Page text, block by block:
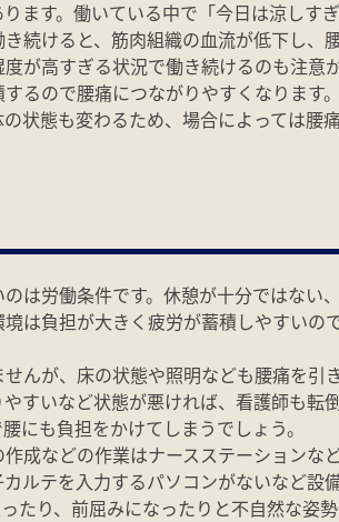
ます。働いている中で「今日は涼しす
続けると、筋肉組織の血流が低下し、
が高すぎる状況で働き続けるのも注意
るので腰痛につながりやすくなります。
状態も変わるため、場合によっては腰
は労働条件です。休憩が十分ではない
は負担が大きく疲労が蓄積しやすいの
んが、床の状態や照明なども腰痛を引
すいなど状態が悪ければ、看護師も転
にも負担をかけてしまうでしょう。
成などの作業はナースステーションな
ルテを入力するパソコンがないなど設
たり、前屈みになったりと不自然な姿